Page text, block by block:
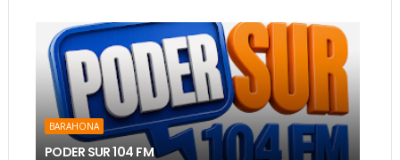
BARAHONA
PODER SUR 104 FM